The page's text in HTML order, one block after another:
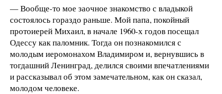
— Вообще-то мое заочное знакомство с владыкой
состоялось гораздо раньше. Мой папа, покойный
протоиерей Михаил, в начале 1960-х годов посещал
Одессу как паломник. Тогда он познакомился с
молодым иеромонахом Владимиром и, вернувшись в
тогдашний Ленинград, делился своими впечатлениями
и рассказывал об этом замечательном, как он сказал,
молодом человеке.